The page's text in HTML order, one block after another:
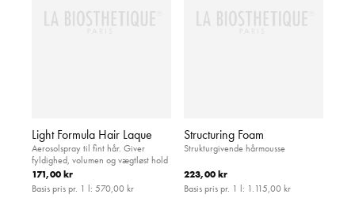
Light Formula Hair Laque
Aerosolspray til fint hår. Giver
fyldighed, volumen og vægtløst hold
171,00 kr
Basis pris pr. 1 l: 570,00 kr
Structuring Foam
Strukturgivende hårmousse
223,00 kr
Basis pris pr. 1 l: 1.115,00 kr